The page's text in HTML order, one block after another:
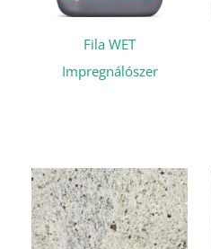
Fila WET
Impregnálószer